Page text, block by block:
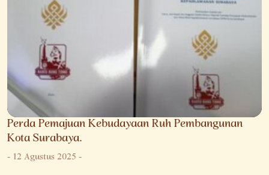
Perda Pemajuan Kebudayaan Ruh Pembangunan
Kota Surabaya.
-12 Agustus 2025-